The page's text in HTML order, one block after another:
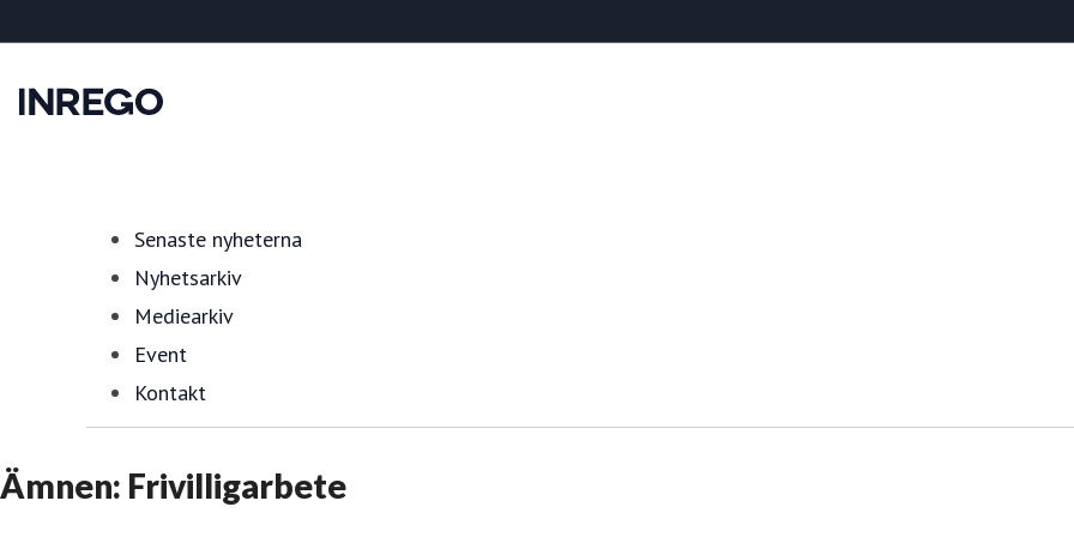
Senaste nyheterna
Nyhetsarkiv
Mediearkiv
Event
Kontakt
Ämnen: Frivilligarbete